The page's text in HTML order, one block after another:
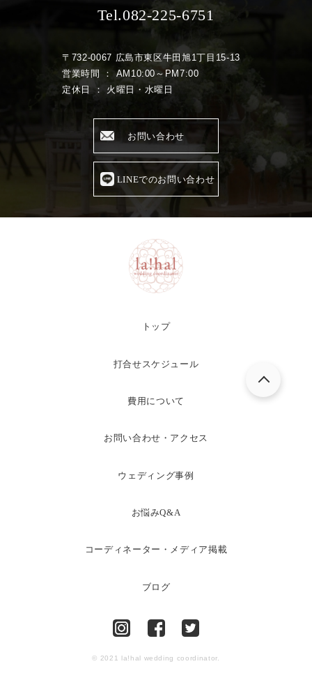
Tel.082-225-6751
〒732-0067 広島市東区牛田旭1丁目15-13
営業時間 ： AM10:00～PM7:00
定休日 ： 火曜日・水曜日
お問い合わせ
LINEでのお問い合わせ
トップ
打合せスケジュール
費用について
お問い合わせ・アクセス
ウェディング事例
お悩みQ&A
コーディネーター・メディア掲載
ブログ
© 2021 la!hal wedding coordinator.